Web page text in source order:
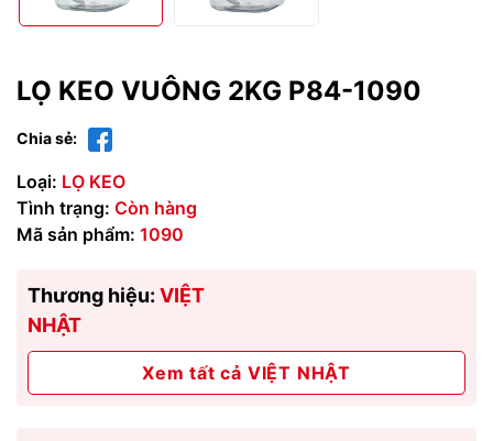
LỌ KEO VUÔNG 2KG P84-1090
Chia sẻ:
Loại: LỌ KEO
Tình trạng: Còn hàng
Mã sản phẩm: 1090
Thương hiệu: VIỆT
NHẬT
Xem tất cả VIỆT NHẬT